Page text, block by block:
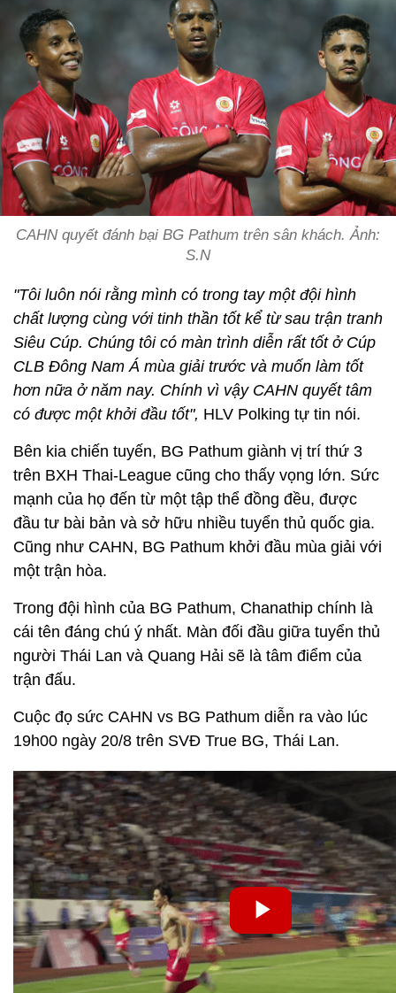
CAHN quyết đánh bại BG Pathum trên sân khách. Ảnh:
S.N
"Tôi luôn nói rằng mình có trong tay một đội hình
chất lượng cùng với tinh thần tốt kể từ sau trận tranh
Siêu Cúp. Chúng tôi có màn trình diễn rất tốt ở Cúp
CLB Đông Nam Á mùa giải trước và muốn làm tốt
hơn nữa ở năm nay. Chính vì vậy CAHN quyết tâm
có được một khởi đầu tốt", HLV Polking tự tin nói.
Bên kia chiến tuyến, BG Pathum giành vị trí thứ 3
trên BXH Thai-League cũng cho thấy vọng lớn. Sức
mạnh của họ đến từ một tập thể đồng đều, được
đầu tư bài bản và sở hữu nhiều tuyển thủ quốc gia.
Cũng như CAHN, BG Pathum khởi đầu mùa giải với
một trận hòa.
Trong đội hình của BG Pathum, Chanathip chính là
cái tên đáng chú ý nhất. Màn đối đầu giữa tuyển thủ
người Thái Lan và Quang Hải sẽ là tâm điểm của
trận đấu.
Cuộc đọ sức CAHN vs BG Pathum diễn ra vào lúc
19h00 ngày 20/8 trên SVĐ True BG, Thái Lan.